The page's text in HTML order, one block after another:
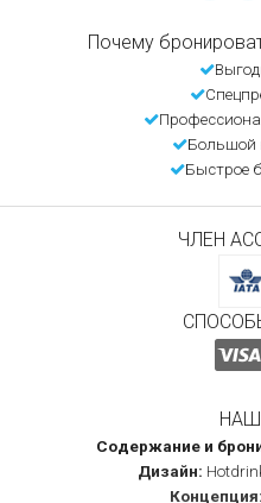
Почему
Большой
Быстрое
ЧЛЕН
Содержание и
Дизайн:
Концепция: